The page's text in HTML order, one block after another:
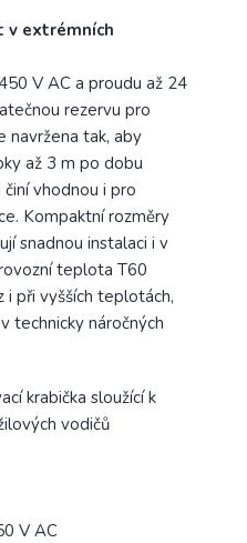
v extrémních
V AC a proudu až 24
rezervu pro
navržena tak, aby
až 3 m po dobu
vhodnou i pro
Kompaktní rozměry
snadnou instalaci i v
teplota T60
i při vyšších teplotách,
technicky náročných
krabička sloužící k
vodičů
V AC